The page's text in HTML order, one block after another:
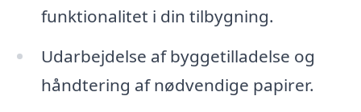
funktionalitet i din tilbygning.
Udarbejdelse af byggetilladelse og
håndtering af nødvendige papirer.